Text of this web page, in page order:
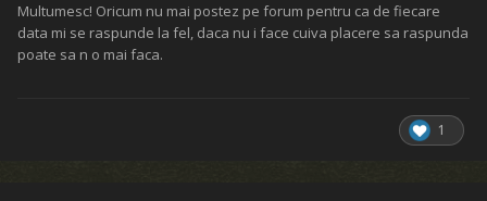
Multumesc! Oricum nu mai postez pe forum pentru ca de fiecare
data mi se raspunde la fel, daca nu i face cuiva placere sa raspunda
poate sa n o mai faca.
1